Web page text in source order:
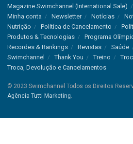
Magazine Swimchannel (International Sale)
Minha conta
Newsletter Notícias
Nutrição
Política de Cancelamento
Produtos & Tecnologias
Programa
Recordes & Rankings
Revistas Saúde
Swimchannel
Thank You Treino
Troca, Devolução e Cancelamentos
© 2023 Swimchannel Todos os Direitos
Agência Tutti Marketing